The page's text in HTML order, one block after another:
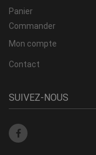
Panier
Commander
Mon compte
Contact
SUIVEZ-NOUS